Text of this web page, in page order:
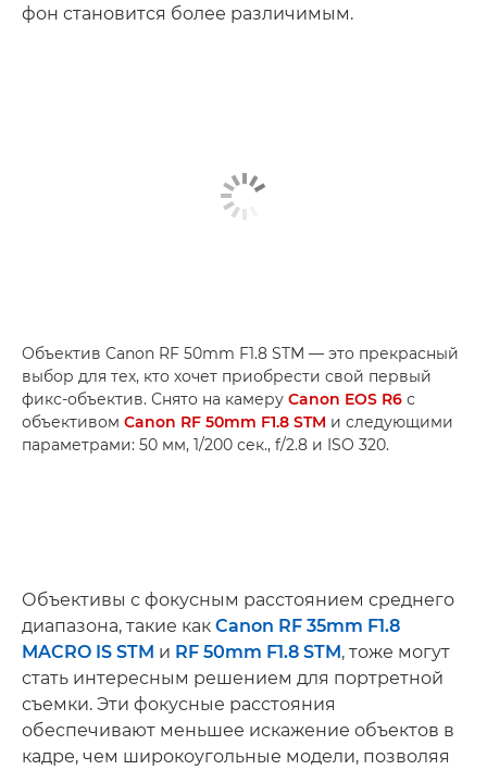
фон становится более различимым.
Объектив Canon RF 50mm F1.8 STM — это прекрасный
выбор для тех, кто хочет приобрести свой первый
фикс-объектив. Снято на камеру Canon EOS R6 с
объективом Canon RF 50mm F1.8 STM и следующими
параметрами: 50 мм, 1/200 сек., f/2.8 и ISO 320.
Объективы с фокусным расстоянием среднего
диапазона, такие как Canon RF 35mm F1.8
MACRO IS STM и RF 50mm F1.8 STM, тоже могут
стать интересным решением для портретной
съемки. Эти фокусные расстояния
обеспечивают меньшее искажение объектов в
кадре, чем широкоугольные модели, позволяя